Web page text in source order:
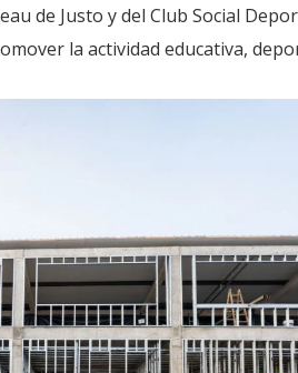
de Justo y del Club Social
la actividad educativa,